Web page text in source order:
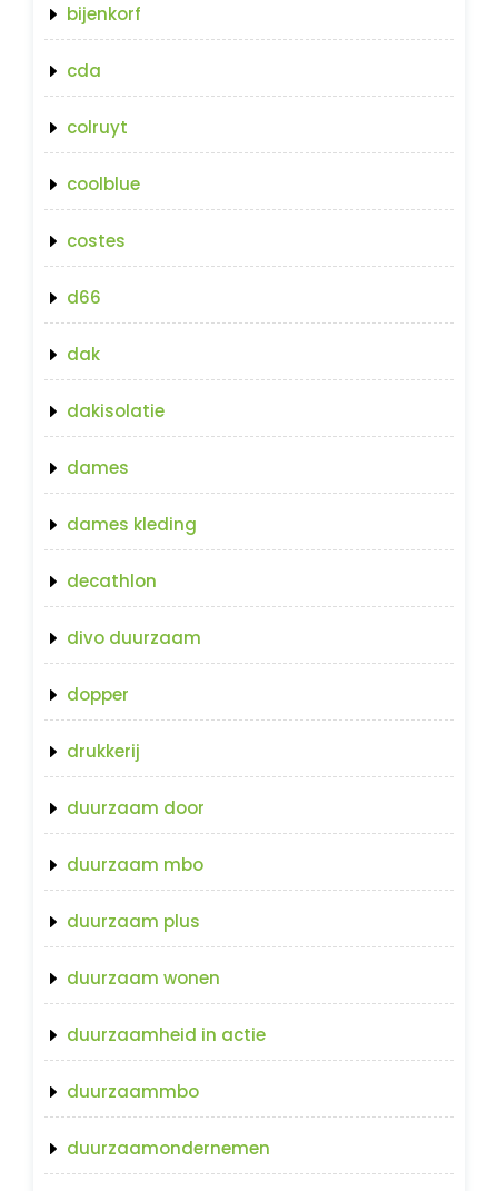
bijenkorf
cda
colruyt
coolblue
costes
d66
dak
dakisolatie
dames
dames kleding
decathlon
divo duurzaam
dopper
drukkerij
duurzaam door
duurzaam mbo
duurzaam plus
duurzaam wonen
duurzaamheid in actie
duurzaammbo
duurzaamondernemen